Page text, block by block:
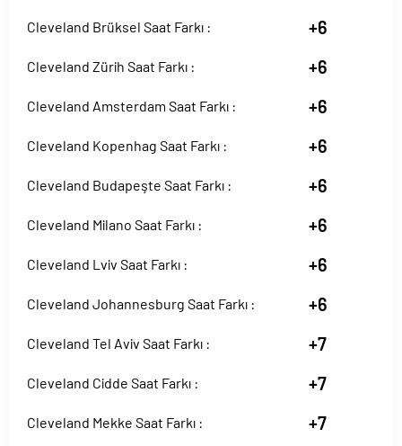
Cleveland Brüksel Saat Farkı : +6
Cleveland Zürih Saat Farkı : +6
Cleveland Amsterdam Saat Farkı : +6
Cleveland Kopenhag Saat Farkı : +6
Cleveland Budapeşte Saat Farkı : +6
Cleveland Milano Saat Farkı : +6
Cleveland Lviv Saat Farkı : +6
Cleveland Johannesburg Saat Farkı : +6
Cleveland Tel Aviv Saat Farkı : +7
Cleveland Cidde Saat Farkı : +7
Cleveland Mekke Saat Farkı : +7